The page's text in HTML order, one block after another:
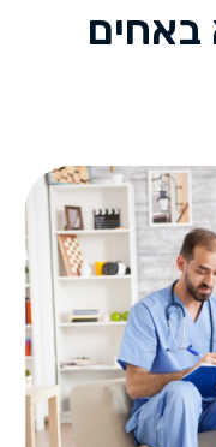
באחים